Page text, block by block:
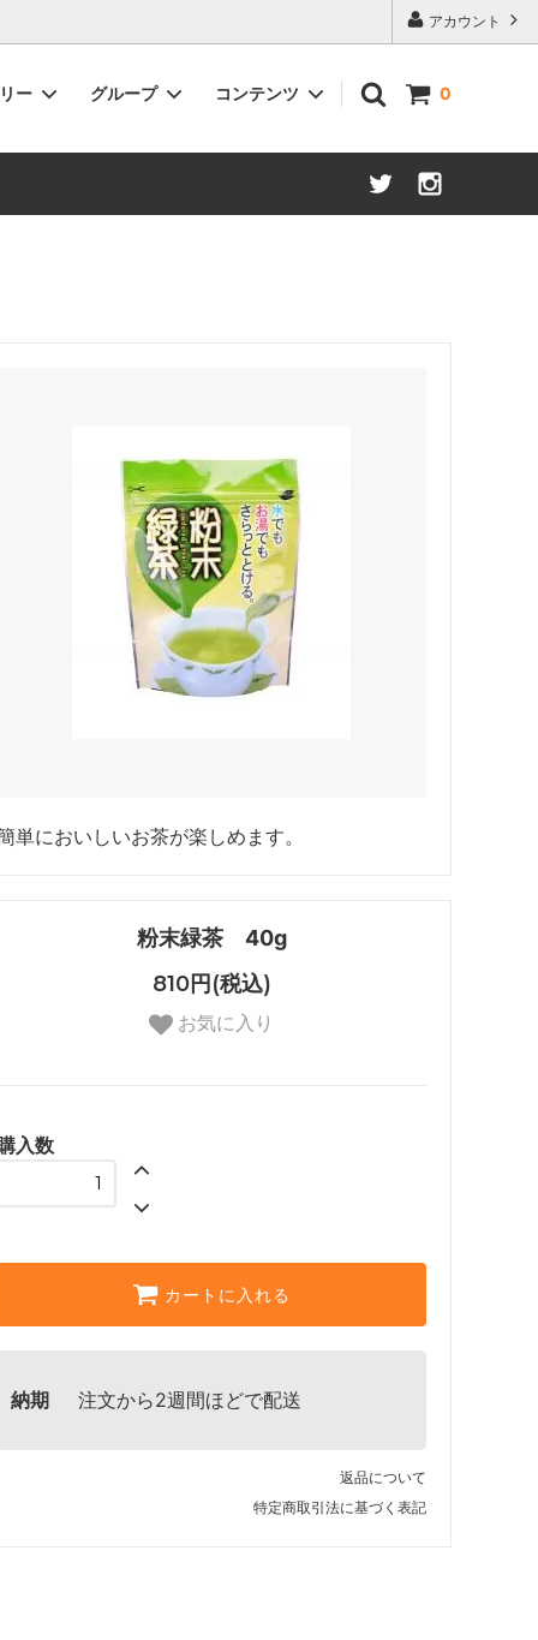
アカウント
0
ー グループ コンテンツ
単においしいお茶が楽しめます。
粉末緑茶 40g
810円(税込)
お気に入り
入数
カートに入れる
納期 注文から2週間ほどで配送
返品について
特定商取引法に基づく表記